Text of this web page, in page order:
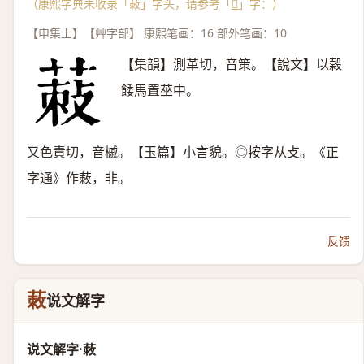
（康熙字典未收录「蓛」字头，请参考「𦵪 」字：）
【申集上】【艸字部】 康熙笔画：16 部外笔画：10
【集韻】測革切，音策。【說文】以榖
餧馬置莝中。
又色責切，音槭。【玉篇】小言貌。◎按字从攴。《正
字通》作䔩，非。
反馈
蓛说文解字
说文解字·蓛